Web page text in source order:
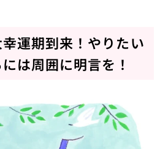
運期到来！やりたい
は周囲に明言を！